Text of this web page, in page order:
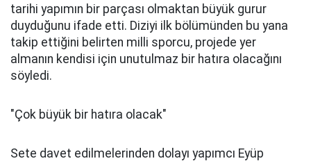
tarihi yapımın bir parçası olmaktan büyük gurur
duyduğunu ifade etti. Diziyi ilk bölümünden bu yana
takip ettiğini belirten milli sporcu, projede yer
almanın kendisi için unutulmaz bir hatıra olacağını
söyledi.
"Çok büyük bir hatıra olacak"
Sete davet edilmelerinden dolayı yapımcı Eyüp